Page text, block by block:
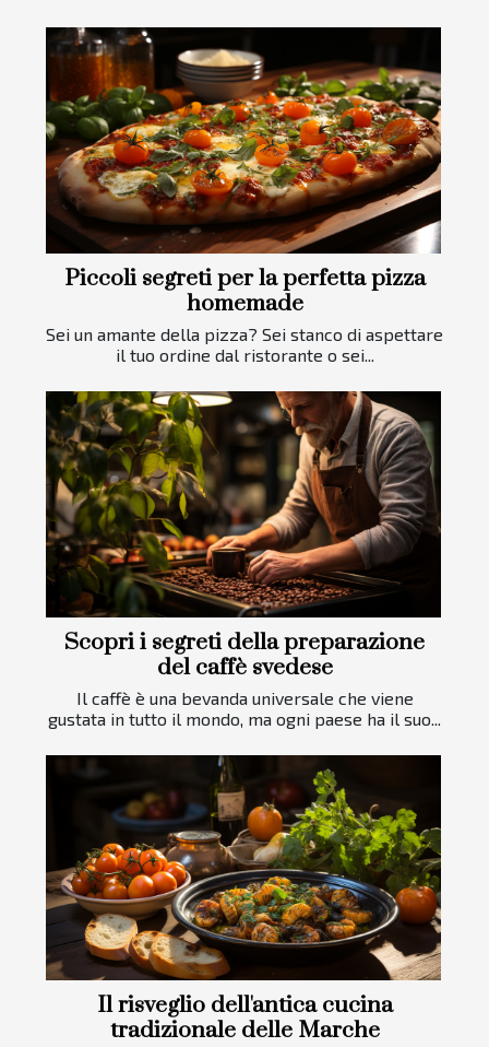
Piccoli segreti per la perfetta pizza
homemade
Sei un amante della pizza? Sei stanco di aspettare
il tuo ordine dal ristorante o sei...
Scopri i segreti della preparazione
del caffè svedese
Il caffè è una bevanda universale che viene
gustata in tutto il mondo, ma ogni paese ha il suo...
Il risveglio dell'antica cucina
tradizionale delle Marche